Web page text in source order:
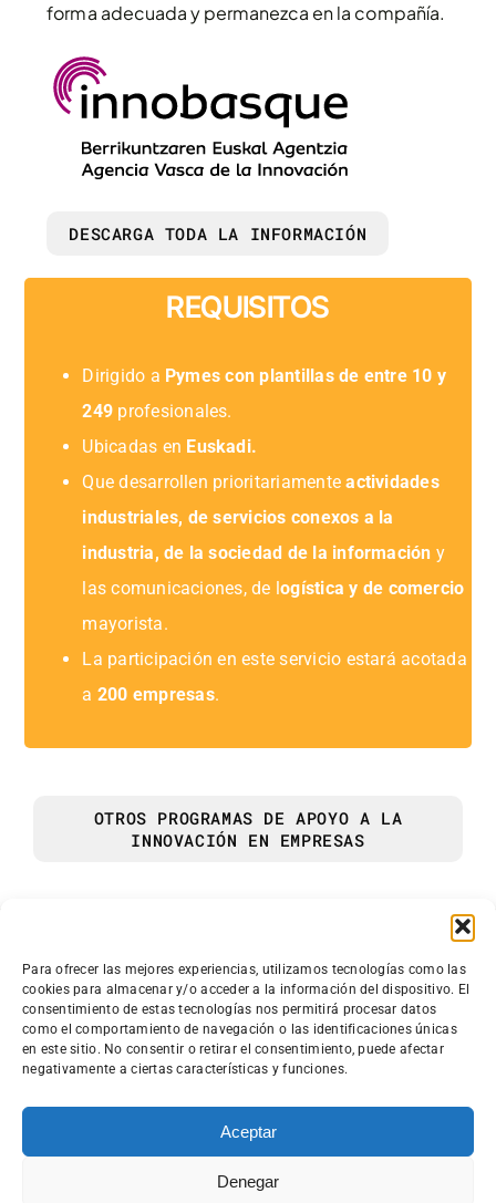
Para ofrecer las mejores experiencias, utilizamos tecnologías como las
cookies para almacenar y/o acceder a la información del dispositivo. El
consentimiento de estas tecnologías nos permitirá procesar datos
como el comportamiento de navegación o las identificaciones únicas
en este sitio. No consentir o retirar el consentimiento, puede afectar
negativamente a ciertas características y funciones.
Aceptar
Denegar
forma adecuada y permanezca en la compañía.
DESCARGA TODA LA INFORMACIÓN
REQUISITOS
Dirigido a Pymes con plantillas de entre 10 y
249 profesionales.
Ubicadas en Euskadi.
Que desarrollen prioritariamenteactividades
industriales, de servicios conexos a la
industria, de la sociedad de la información y
las comunicaciones, de logística y de comercio
mayorista.
La participación en este servicio estará acotada
a 200 empresas.
OTROS PROGRAMAS DE APOYO A LA
INNOVACIÓN EN EMPRESAS
Granja Modelo s/n.
01192 Arkaute (Araba)
945 410 309·mendinet@mendinet.eus